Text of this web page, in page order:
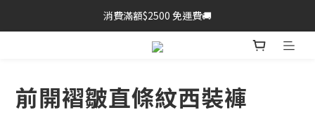
消費滿額$2500 免運費🚚
前開褶皺直條紋西裝褲